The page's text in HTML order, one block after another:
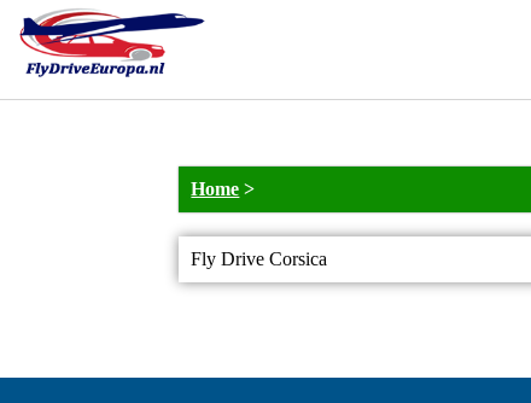
Home >
Fly Drive Corsica